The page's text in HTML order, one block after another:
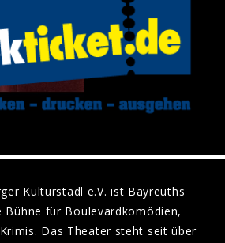
Kulturstadl e.V. ist Bayreuths
Bühne für Boulevardkomödien,
Das Theater steht seit über